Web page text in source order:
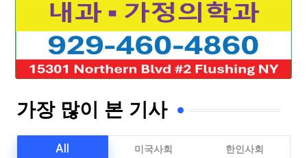
가장 많이 본 기사
All 미국사회 한인사회